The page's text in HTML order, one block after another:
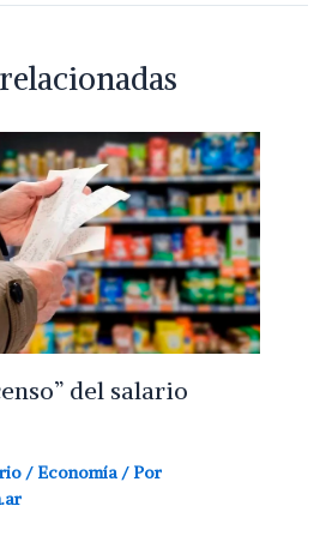
del salario
/ Economía / Por